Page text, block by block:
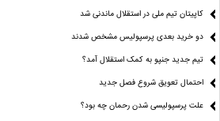
کاپیتان تیم ملی در استقلال ماندنی شد
دو خرید بعدی پرسپولیس مشخص شدند
تیم جدید جنپو به کمک استقلال آمد؟
احتمال تعویق شروع فصل جدید
علت پرسپولیسی شدن رحمان چه بود؟